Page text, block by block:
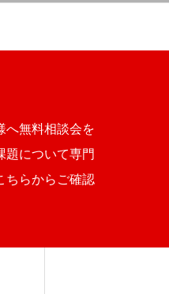
へ無料相談会を
題について専門
ちらからご確認